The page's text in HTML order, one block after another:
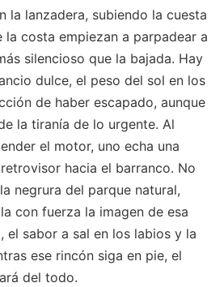
la lanzadera, subiendo la cuesta
la costa empiezan a parpadear a
silencioso que la bajada. Hay
dulce, el peso del sol en los
de haber escapado, aunque
la tiranía de lo urgente. Al
el motor, uno echa una
hacia el barranco. No
negrura del parque natural,
con fuerza la imagen de esa
el sabor a sal en los labios y la
ese rincón siga en pie, el
del todo.